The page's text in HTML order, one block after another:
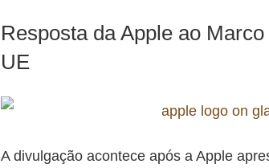
Resposta da Apple ao
UE
A divulgação acontece após a Apple